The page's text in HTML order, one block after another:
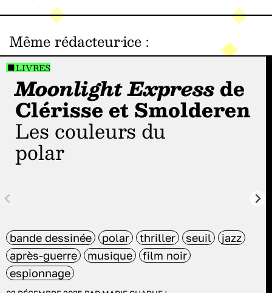
Même rédacteur·ice :
LIVRES
Moonlight Expressde
Clérisse et Smolderen
Les couleurs du
polar
bande dessinée polar thriller seuil
jazz
après-guerre
musique
film noir
espionnage